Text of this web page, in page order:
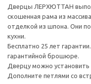
Дверцы ЛЕРХЮТТАН
скошенная рама из
отделкой из шпона. Они
кухни.
Бесплатно 25 лет
гарантийной брошюре.
Дверцу можно установить
Дополните петлями со